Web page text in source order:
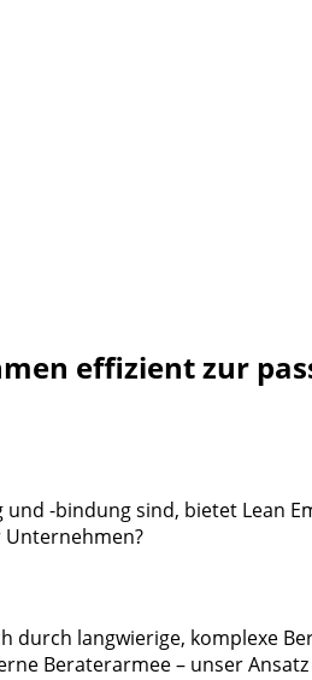
effizient zur
-bindung sind, bietet Lean
Unternehmen?
durch langwierige, komplexe
Beraterarmee – unser